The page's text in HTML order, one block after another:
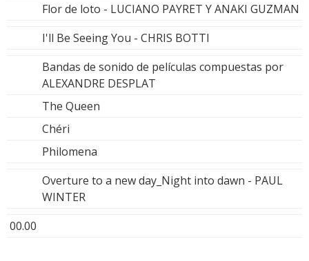
Flor de loto - LUCIANO PAYRET Y ANAKI GUZMAN
I'll Be Seeing You - CHRIS BOTTI
Bandas de sonido de películas compuestas por
ALEXANDRE DESPLAT
The Queen
Chéri
Philomena
Overture to a new day_Night into dawn - PAUL
WINTER
00.00